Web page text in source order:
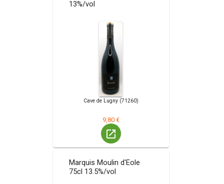
13%/vol
Cave de Lugny (71260)
9,80 €
launch
Marquis Moulin d'Eole
75cl 13.5%/vol